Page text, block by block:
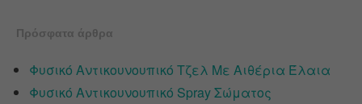
Πρόσφατα άρθρα
Φυσικό Αντικουνουπικό Τζελ Με Αιθέρια Έλαια
Φυσικό Αντικουνουπικό Spray Σώματος